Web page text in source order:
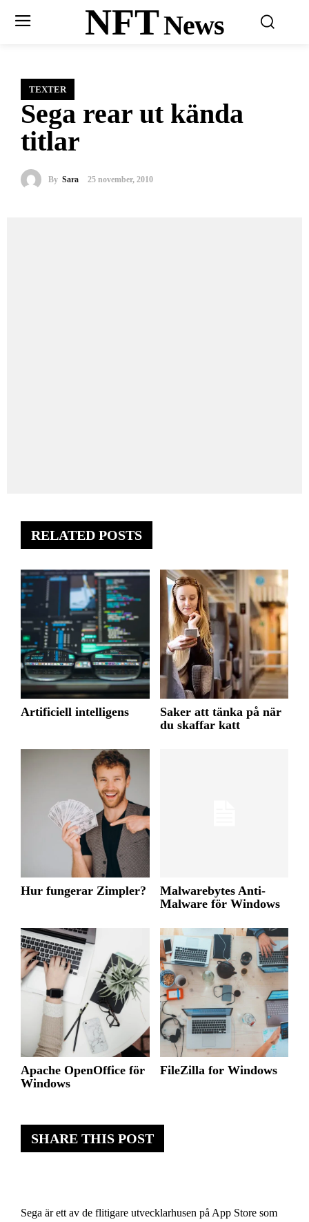
NFTNews
TEXTER
Sega rear ut kända
titlar
By Sara 25 november, 2010
SHARE THIS POST
Sega är ett av de flitigare utvecklarhusen på App Store som
RELATED POSTS
Artificiell intelligens
Saker att tänka på när
du skaffar katt
Hur fungerar Zimpler?
Malwarebytes Anti-
Malware för Windows
Apache OpenOffice för
Windows
FileZilla for Windows